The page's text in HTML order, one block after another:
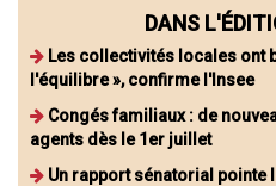
DANS
Les collectivités locales ont
l'équilibre », confirme l'Insee
Congés familiaux : de
agents dès le 1er juillet
Un rapport sénatorial pointe